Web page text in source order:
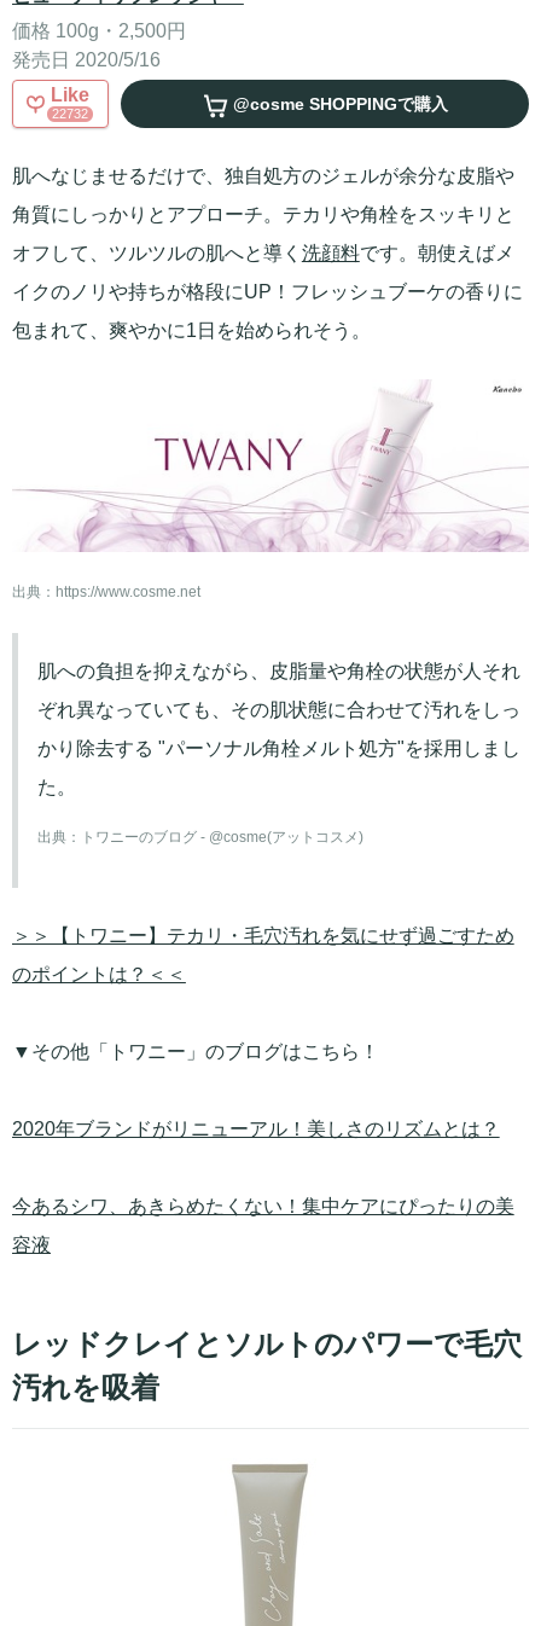
価格 100g・2,500円
発売日 2020/5/16
Like
22732 @cosme SHOPPINGで購入
肌へなじませるだけで、独自処方のジェルが余分な皮脂や
角質にしっかりとアプローチ。テカリや角栓をスッキリと
オフして、ツルツルの肌へと導く 洗顔料です。朝使えばメ
イクのノリや持ちが格段にUP！フレッシュブーケの香りに
包まれて、爽やかに1日を始められそう。
出典： https://www.cosme.net
肌への負担を抑えながら、皮脂量や角栓の状態が人それ
ぞれ異なっていても、その肌状態に合わせて汚れをしっ
かり除去する "パーソナル角栓メルト処方"を採用しまし
た。
出典： トワニーのブログ - @cosme(アットコスメ)
＞＞【トワニー】テカリ・毛穴汚れを気にせず過ごすため
のポイントは？＜＜
▼その他「トワニー」のブログはこちら！
2020年ブランドがリニューアル！美しさのリズムとは？
今あるシワ、あきらめたくない！集中ケアにぴったりの美
容液
レッドクレイとソルトのパワーで毛穴
汚れを吸着